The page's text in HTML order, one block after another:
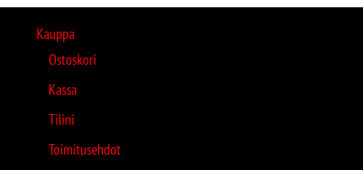
Kauppa
Ostoskori
Kassa
Tilini
Toimitusehdot